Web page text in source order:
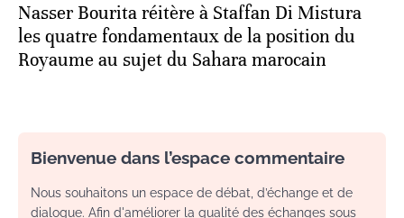
Nasser Bourita réitère à Staffan Di Mistura
les quatre fondamentaux de la position du
Royaume au sujet du Sahara marocain
Bienvenue dans l’espace commentaire
Nous souhaitons un espace de débat, d’échange et de
dialogue. Afin d'améliorer la qualité des échanges sous